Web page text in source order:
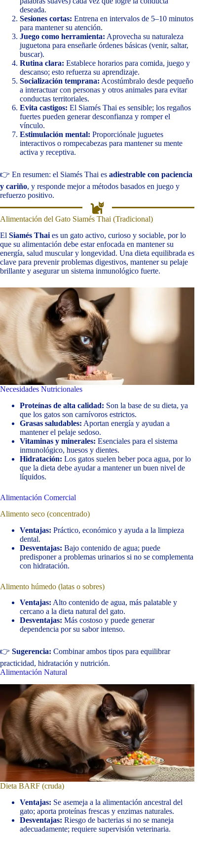
deseada.
Sesiones cortas: Entrena en intervalos de 5–10 minutos
para mantener su atención.
Juego como herramienta: Aprovecha su naturaleza
juguetona para enseñarle órdenes básicas (venir, saltar,
buscar).
Rutina clara: Establece horarios para comida, juego y
descanso; esto refuerza su aprendizaje.
Socialización temprana: Acostúmbralo desde pequeño
a interactuar con personas y otros animales para evitar
conductas territoriales.
Evita castigos: El Siamés Thai es sensible; los regaños
fuertes pueden generar desconfianza y romper el
vínculo.
Estimulación mental: Proporciónale juguetes
interactivos o rompecabezas para mantener su mente
activa y receptiva.
👉 En resumen: el Siamés Thai es adiestrable con paciencia
y cariño, y responde mejor a métodos basados en juego y
refuerzo positivo.
Alimentación del Gato Siamés Thai (Tradicional)
El Siamés Thai es un gato activo, curioso y sociable, por lo
que su alimentación debe estar enfocada en mantener su
energía, salud muscular y longevidad. Una dieta equilibrada es
clave para prevenir problemas digestivos, mantener su pelaje
brillante y asegurar un sistema inmunológico fuerte.
Necesidades Nutricionales
Proteínas de alta calidad: Son la base de su dieta, ya
que los gatos son carnívoros estrictos.
Grasas saludables: Aportan energía y ayudan a
mantener el pelaje sedoso.
Vitaminas y minerales: Esenciales para el sistema
inmunológico, huesos y dientes.
Hidratación: Los gatos suelen beber poca agua, por lo
que la dieta debe ayudar a mantener un buen nivel de
líquidos.
Alimentación Comercial
Alimento seco (concentrado)
Ventajas: Práctico, económico y ayuda a la limpieza
dental.
Desventajas: Bajo contenido de agua; puede
predisponer a problemas urinarios si no se complementa
con hidratación.
Alimento húmedo (latas o sobres)
Ventajas: Alto contenido de agua, más palatable y
cercano a la dieta natural del gato.
Desventajas: Más costoso y puede generar
dependencia por su sabor intenso.
👉 Sugerencia: Combinar ambos tipos para equilibrar
practicidad, hidratación y nutrición.
Alimentación Natural
Dieta BARF (cruda)
Ventajas: Se asemeja a la alimentación ancestral del
gato; aporta proteínas frescas y enzimas naturales.
Desventajas: Riesgo de bacterias si no se maneja
adecuadamente; requiere supervisión veterinaria.